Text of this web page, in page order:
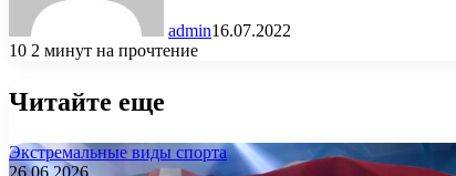
admin16.07.2022
10 2 минут на прочтение
Читайте еще
Экстремальные виды спорта